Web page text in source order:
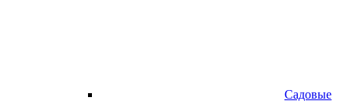
Садовые